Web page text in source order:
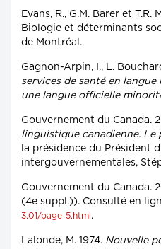
Evans, R., G.M. Barer et T.R.
Biologie et déterminants
de Montréal.
Gagnon-Arpin, I., L.
services de santé en langue
une langue officielle
Gouvernement du Canada.
linguistique canadienne. Le
la présidence du Président
intergouvernementales,
Gouvernement du Canada.
(4e suppl.)). Consulté en
3.01/page-5.html .
Lalonde, M. 1974. Nouvelle